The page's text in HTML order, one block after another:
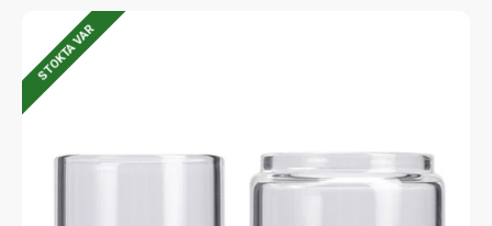
STOKTA VAR